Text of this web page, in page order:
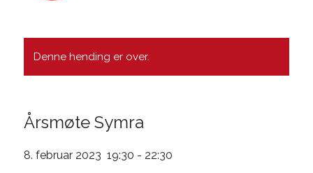
Denne hending er over.
Årsmøte Symra
8. februar 2023 19:30 - 22:30